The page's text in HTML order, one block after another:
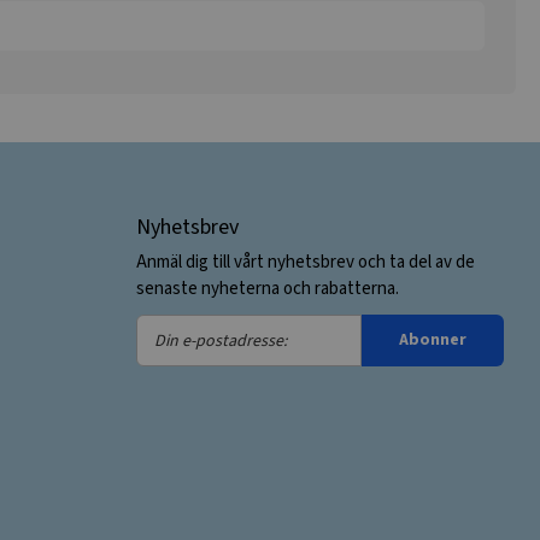
Nyhetsbrev
Anmäl dig till vårt nyhetsbrev och ta del av de
senaste nyheterna och rabatterna.
Din
e-
Abonner